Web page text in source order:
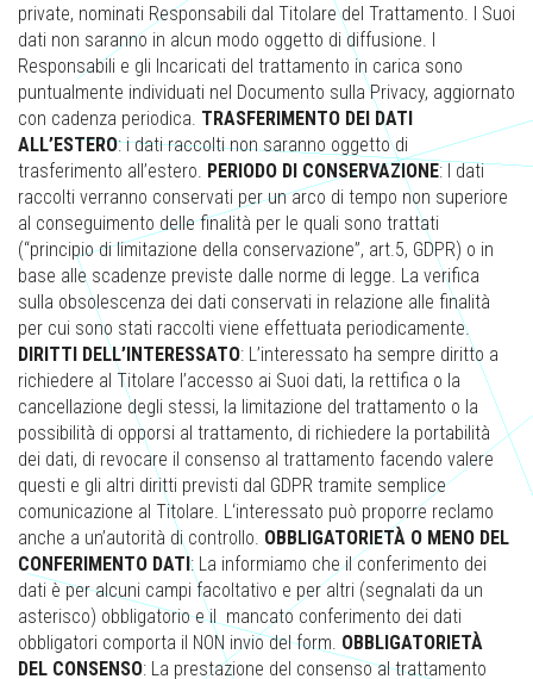
private, nominati Responsabili dal Titolare del Trattamento. I Suoi
dati non saranno in alcun modo oggetto di diffusione. I
Responsabili e gli Incaricati del trattamento in carica sono
puntualmente individuati nel Documento sulla Privacy, aggiornato
con cadenza periodica. TRASFERIMENTO DEI DATI
ALL’ESTERO: i dati raccolti non saranno oggetto di
trasferimento all’estero. PERIODO DI CONSERVAZIONE: I dati
raccolti verranno conservati per un arco di tempo non superiore
al conseguimento delle finalità per le quali sono trattati
(“principio di limitazione della conservazione”, art.5, GDPR) o in
base alle scadenze previste dalle norme di legge. La verifica
sulla obsolescenza dei dati conservati in relazione alle finalità
per cui sono stati raccolti viene effettuata periodicamente.
DIRITTI DELL’INTERESSATO: L’interessato ha sempre diritto a
richiedere al Titolare l’accesso ai Suoi dati, la rettifica o la
cancellazione degli stessi, la limitazione del trattamento o la
possibilità di opporsi al trattamento, di richiedere la portabilità
dei dati, di revocare il consenso al trattamento facendo valere
questi e gli altri diritti previsti dal GDPR tramite semplice
comunicazione al Titolare. L‘interessato può proporre reclamo
anche a un’autorità di controllo. OBBLIGATORIETÀ O MENO DEL
CONFERIMENTO DATI: La informiamo che il conferimento dei
dati è per alcuni campi facoltativo e per altri (segnalati da un
asterisco) obbligatorio e il mancato conferimento dei dati
obbligatori comporta il NON invio del form. OBBLIGATORIETÀ
DEL CONSENSO: La prestazione del consenso al trattamento